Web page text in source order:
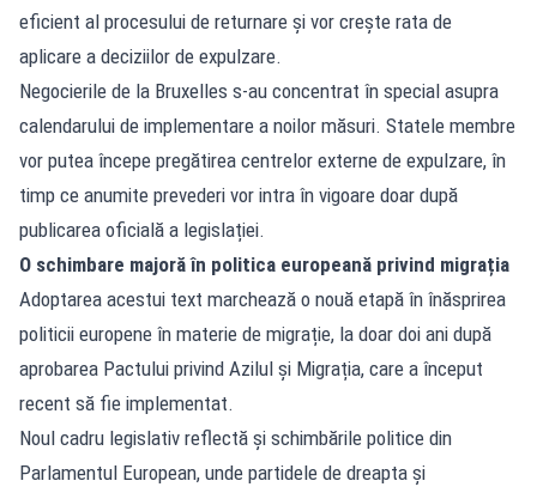
eficient al procesului de returnare și vor crește rata de
aplicare a deciziilor de expulzare.
Negocierile de la Bruxelles s-au concentrat în special asupra
calendarului de implementare a noilor măsuri. Statele membre
vor putea începe pregătirea centrelor externe de expulzare, în
timp ce anumite prevederi vor intra în vigoare doar după
publicarea oficială a legislației.
O schimbare majoră în politica europeană privind migrația
Adoptarea acestui text marchează o nouă etapă în înăsprirea
politicii europene în materie de migrație, la doar doi ani după
aprobarea Pactului privind Azilul și Migrația, care a început
recent să fie implementat.
Noul cadru legislativ reflectă și schimbările politice din
Parlamentul European, unde partidele de dreapta și